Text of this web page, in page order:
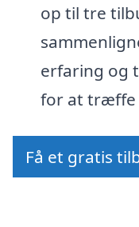
op til tre
erfaring og
for at træffe
Få et gratis